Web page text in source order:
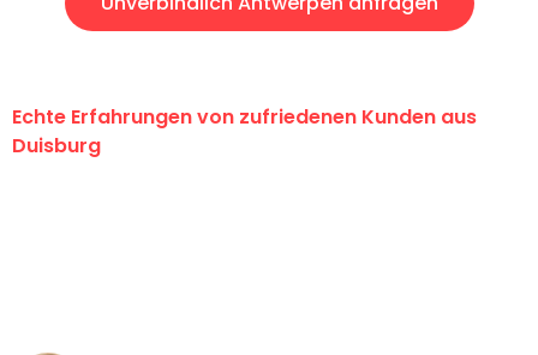
Echte Erfahrungen von zufriedenen Kunden aus
Duisburg